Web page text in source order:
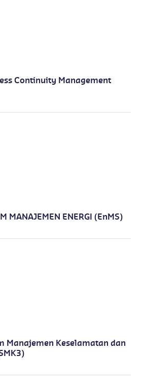
Continuity Management
MANAJEMEN ENERGI (EnMS)
Manajemen Keselamatan dan